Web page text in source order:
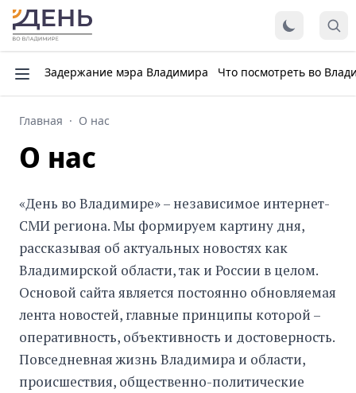
Задержание мэра Владимира Что посмотреть во
Главная · О нас
О нас
«День во Владимире» – независимое интернет-
СМИ региона. Мы формируем картину дня,
рассказывая об актуальных новостях как
Владимирской области, так и России в целом.
Основой сайта является постоянно обновляемая
лента новостей, главные принципы которой –
оперативность, объективность и достоверность.
Повседневная жизнь Владимира и области,
происшествия, общественно-политические